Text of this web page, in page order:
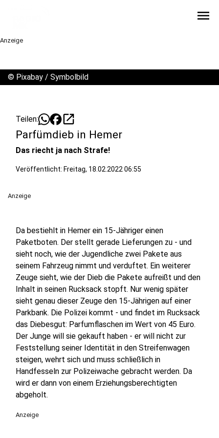
menu
Anzeige
© Pixabay / Symbolbild
Teilen: open_in_new
Parfümdieb in Hemer
Das riecht ja nach Strafe!
Veröffentlicht: Freitag, 18.02.2022 06:55
Anzeige
Da bestiehlt in Hemer ein 15-Jähriger einen
Paketboten. Der stellt gerade Lieferungen zu - und
sieht noch, wie der Jugendliche zwei Pakete aus
seinem Fahrzeug nimmt und verduftet. Ein weiterer
Zeuge sieht, wie der Dieb die Pakete aufreißt und den
Inhalt in seinen Rucksack stopft. Nur wenig später
sieht genau dieser Zeuge den 15-Jährigen auf einer
Parkbank. Die Polizei kommt - und findet im Rucksack
das Diebesgut: Parfumflaschen im Wert von 45 Euro.
Der Junge will sie gekauft haben - er will nicht zur
Feststellung seiner Identität in den Streifenwagen
steigen, wehrt sich und muss schließlich in
Handfesseln zur Polizeiwache gebracht werden. Da
wird er dann von einem Erziehungsberechtigten
abgeholt.
Anzeige